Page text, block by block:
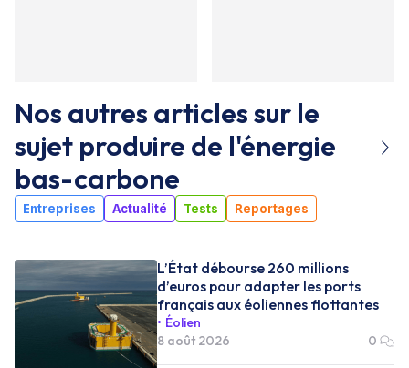
Nos autres articles sur le
sujet produire de l'énergie
bas-carbone
Entreprises Actualité Tests Reportages
L’État débourse 260 millions
d’euros pour adapter les ports
français aux éoliennes flottantes
Éolien
8 août 2026
0